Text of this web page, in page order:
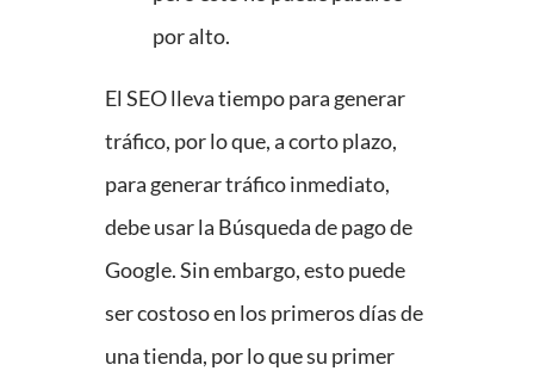
por alto.
El SEO lleva tiempo para generar
tráfico, por lo que, a corto plazo,
para generar tráfico inmediato,
debe usar la Búsqueda de pago de
Google. Sin embargo, esto puede
ser costoso en los primeros días de
una tienda, por lo que su primer